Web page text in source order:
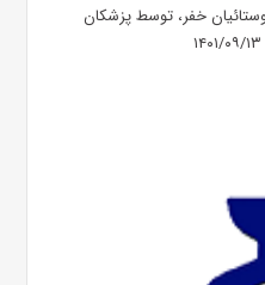
۶۰۰ نفر از روستائیان خفر، توسط پزشکان